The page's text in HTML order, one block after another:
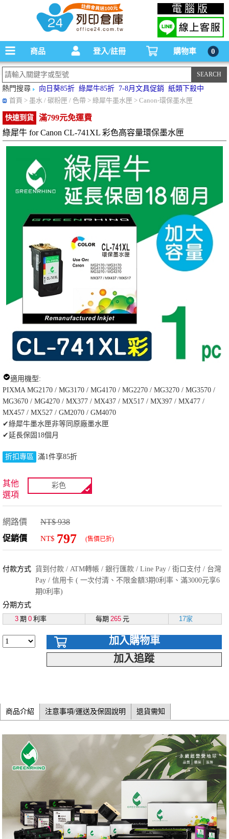
碳粉匣，墨水匣,原廠碳粉匣，副廠碳粉匣，環保碳粉匣,連續供墨印表機-office24列印
倉庫線上購物手機版
電腦版
商品 登入/註冊 購物車 0
熱門搜尋 向日葵85折 綠犀牛85折 7-8月文具促銷
紙類下殺中
首頁 > 墨水 / 碳粉匣 / 色帶 > 綠犀牛墨水匣 > Canon-環保墨水匣
快速到貨
滿799元免運費
綠犀牛 for Canon CL-741XL 彩色高容量環保墨水匣
適用機型:
PIXMA MG2170 / MG3170 / MG4170 / MG2270 / MG3270 / MG3570 /
MG3670 / MG4270 / MX377 / MX437 / MX517 / MX397 / MX477 /
MX457 / MX527 / GM2070 / GM4070
✔綠犀牛墨水匣非等同原廠墨水匣
✔延長保固18個月
折扣專區 滿1件享85折
其他
選項
彩色
網路價
NT$ 938
促銷價
NT$ 797 (售價已折)
付款方式 貨到付款 / ATM轉帳 / 銀行匯款 / Line Pay / 街口支付 / 台灣
Pay / 信用卡 ( 一次付清、不限金額3期0利率、滿3000元享6
期0利率)
分期方式
3 期 0 利率 每期 265 元 17家
加入購物車
加入追蹤
商品介紹 注意事項/運送及保固說明 退貨需知